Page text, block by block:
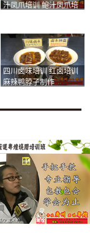
汁凤爪培训 鲍汁凤爪培
四川卤味培训 红卤培训
麻辣鸭脖子制作